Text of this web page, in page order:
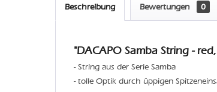
Beschreibung Bewertungen 0
"DACAPO Samba String -
- String aus der Serie Samba
- tolle Optik durch üppigen